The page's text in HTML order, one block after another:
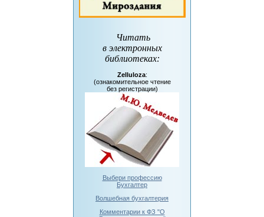
Читать
в электронных
библиотеках:
Zelluloza:
(ознакомительное чтение
без регистрации)
Выбери профессию
Бухгалтер
Волшебная бухгалтерия
Комментарии к ФЗ "О